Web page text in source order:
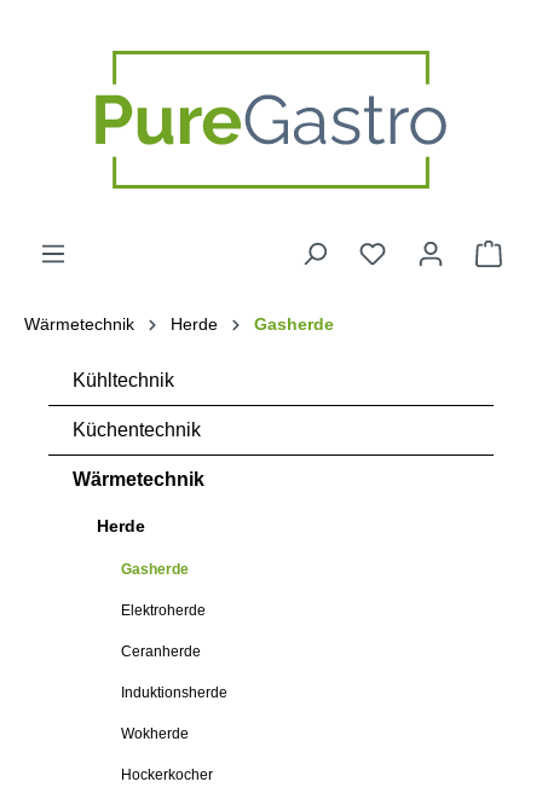
Wärmetechnik Herde Gasherde
Kühltechnik
Küchentechnik
Wärmetechnik
Herde
Gasherde
Elektroherde
Ceranherde
Induktionsherde
Wokherde
Hockerkocher